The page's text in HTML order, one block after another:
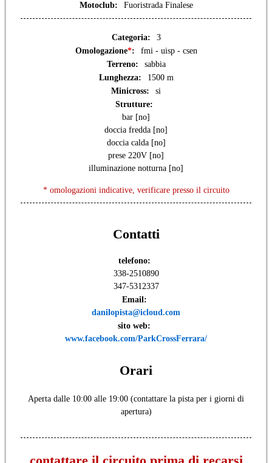
Motoclub:
Fuoristrada Finalese
Categoria:
3
Omologazione*:
fmi - uisp - csen
Terreno:
sabbia
Lunghezza:
1500 m
Minicross:
si
Strutture:
bar [no]
doccia fredda [no]
doccia calda [no]
prese 220V [no]
illuminazione notturna [no]
* omologazioni indicative, verificare presso il circuito
Contatti
telefono:
338-2510890
347-5312337
Email:
danilopista@icloud.com
sito web:
www.facebook.com/ParkCrossFerrara/
Orari
Aperta dalle 10:00 alle 19:00 (contattare la pista per i giorni di
apertura)